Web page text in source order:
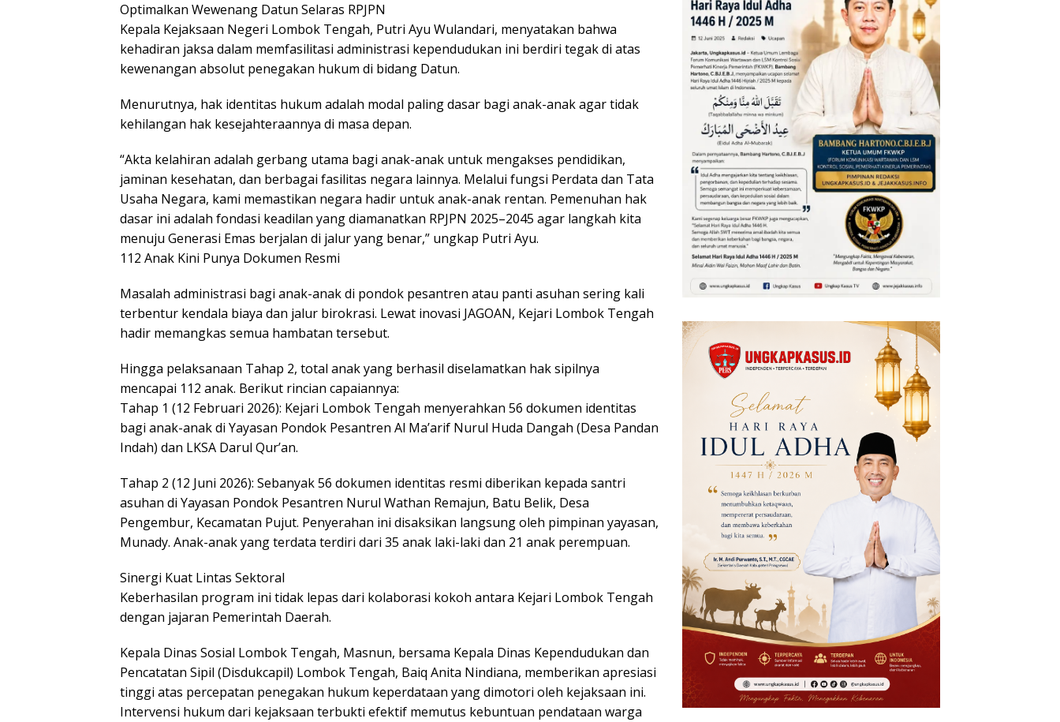
Optimalkan Wewenang Datun Selaras RPJPN
Kepala Kejaksaan Negeri Lombok Tengah, Putri Ayu Wulandari, menyatakan bahwa
kehadiran jaksa dalam memfasilitasi administrasi kependudukan ini berdiri tegak di atas
kewenangan absolut penegakan hukum di bidang Datun.
Menurutnya, hak identitas hukum adalah modal paling dasar bagi anak-anak agar tidak
kehilangan hak kesejahteraannya di masa depan.
“Akta kelahiran adalah gerbang utama bagi anak-anak untuk mengakses pendidikan,
jaminan kesehatan, dan berbagai fasilitas negara lainnya. Melalui fungsi Perdata dan Tata
Usaha Negara, kami memastikan negara hadir untuk anak-anak rentan. Pemenuhan hak
dasar ini adalah fondasi keadilan yang diamanatkan RPJPN 2025–2045 agar langkah kita
menuju Generasi Emas berjalan di jalur yang benar,” ungkap Putri Ayu.
112 Anak Kini Punya Dokumen Resmi
Masalah administrasi bagi anak-anak di pondok pesantren atau panti asuhan sering kali
terbentur kendala biaya dan jalur birokrasi. Lewat inovasi JAGOAN, Kejari Lombok Tengah
hadir memangkas semua hambatan tersebut.
Hingga pelaksanaan Tahap 2, total anak yang berhasil diselamatkan hak sipilnya
mencapai 112 anak. Berikut rincian capaiannya:
Tahap 1 (12 Februari 2026): Kejari Lombok Tengah menyerahkan 56 dokumen identitas
bagi anak-anak di Yayasan Pondok Pesantren Al Ma’arif Nurul Huda Dangah (Desa Pandan
Indah) dan LKSA Darul Qur’an.
Tahap 2 (12 Juni 2026): Sebanyak 56 dokumen identitas resmi diberikan kepada santri
asuhan di Yayasan Pondok Pesantren Nurul Wathan Remajun, Batu Belik, Desa
Pengembur, Kecamatan Pujut. Penyerahan ini disaksikan langsung oleh pimpinan yayasan,
Munady. Anak-anak yang terdata terdiri dari 35 anak laki-laki dan 21 anak perempuan.
Sinergi Kuat Lintas Sektoral
Keberhasilan program ini tidak lepas dari kolaborasi kokoh antara Kejari Lombok Tengah
dengan jajaran Pemerintah Daerah.
Kepala Dinas Sosial Lombok Tengah, Masnun, bersama Kepala Dinas Kependudukan dan
Pencatatan Sipil (Disdukcapil) Lombok Tengah, Baiq Anita Nindiana, memberikan apresiasi
tinggi atas percepatan penegakan hukum keperdataan yang dimotori oleh kejaksaan ini.
Intervensi hukum dari kejaksaan terbukti efektif memutus kebuntuan pendataan warga